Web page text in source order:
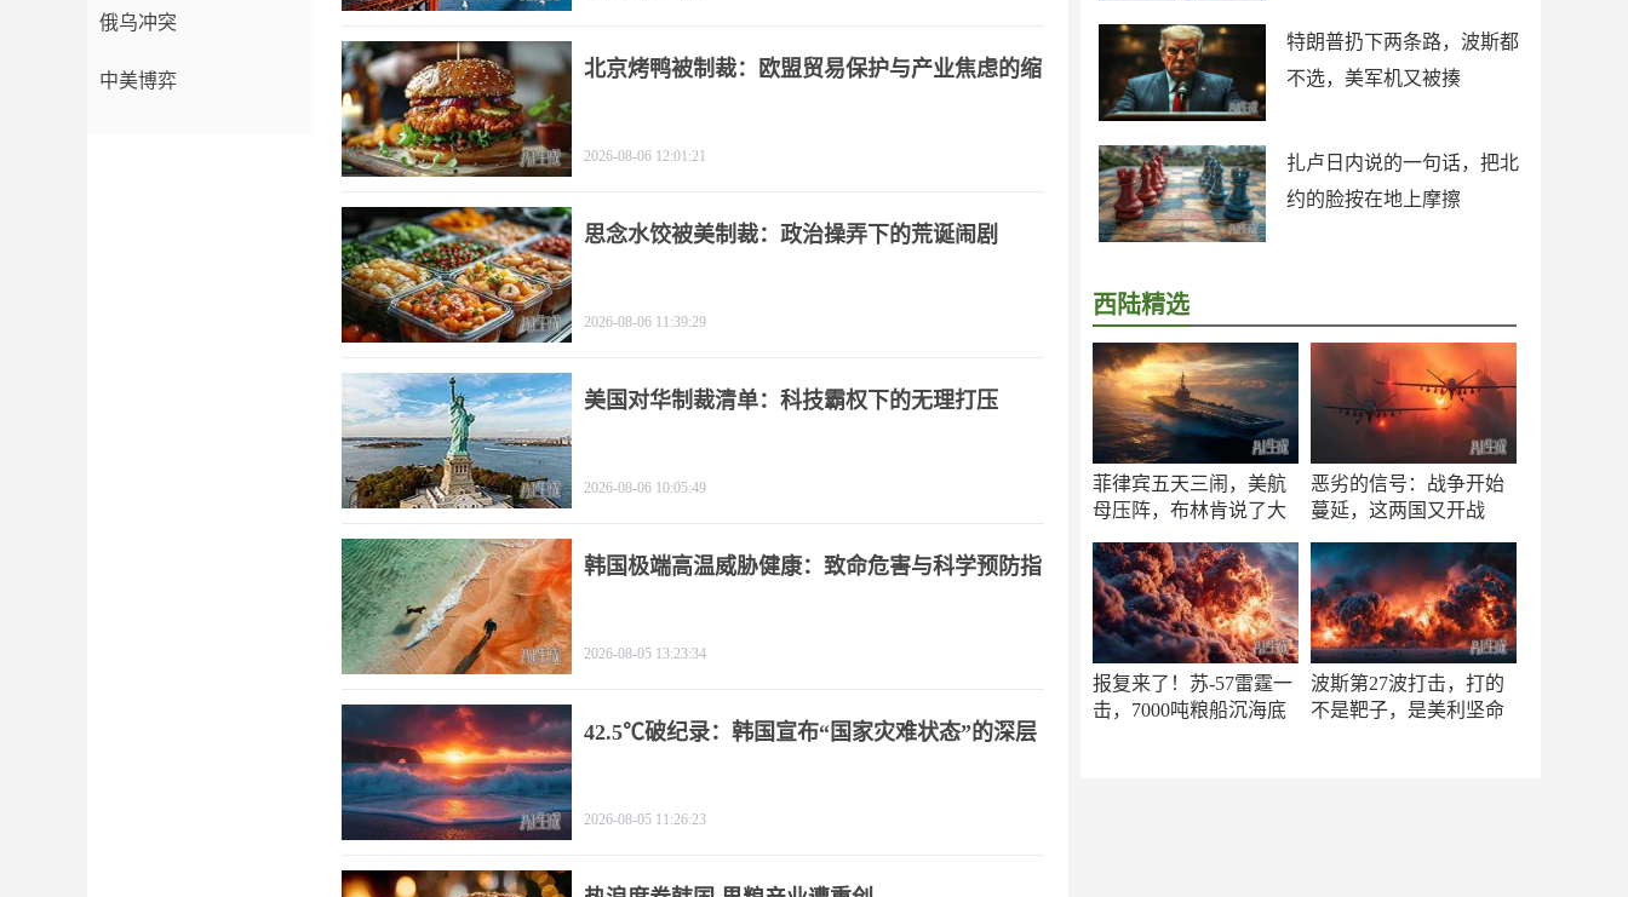
特朗普扔下两条路，波斯都
不选，美军机又被揍
扎卢日内说的一句话，把北
约的脸按在地上摩擦
西陆精选
菲律宾五天三闹，美航
母压阵，布林肯说了大
恶劣的信号：战争开始
蔓延，这两国又开战
报复来了！苏-57雷霆一
击，7000吨粮船沉海底
波斯第27波打击，打的
不是靶子，是美利坚命
俄乌冲突
中美博弈 北京烤鸭被制裁：欧盟贸易保护与产业焦虑的缩
2026-08-06 12:01:21
思念水饺被美制裁：政治操弄下的荒诞闹剧
2026-08-06 11:39:29
美国对华制裁清单：科技霸权下的无理打压
2026-08-06 10:05:49
韩国极端高温威胁健康：致命危害与科学预防指
2026-08-05 13:23:34
42.5℃破纪录：韩国宣布“国家灾难状态”的深层
2026-08-05 11:26:23